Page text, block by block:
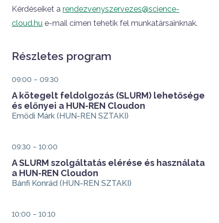
Kérdéseiket a rendezvenyszervezes@science-
cloud.hu e-mail címen tehetik fel munkatársainknak.
Részletes program
Időpont
09:00 – 09:30
A kötegelt feldolgozás (SLURM) lehetősége
és előnyei a HUN-REN Cloudon
Presenters
Emődi Márk (HUN-REN SZTAKI)
Időpont
09:30 – 10:00
A SLURM szolgáltatás elérése és használata
a HUN-REN Cloudon
Presenters
Bánfi Konrád (HUN-REN SZTAKI)
Időpont
10:00 – 10:10